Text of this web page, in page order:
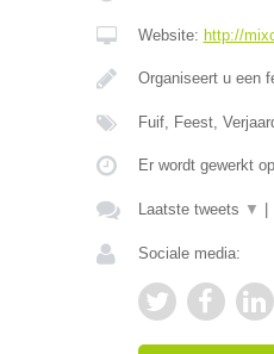
Website: http://
Organiseert u een
Fuif, Feest,
Er wordt gewerkt
Laatste tweets ▼
Sociale media: